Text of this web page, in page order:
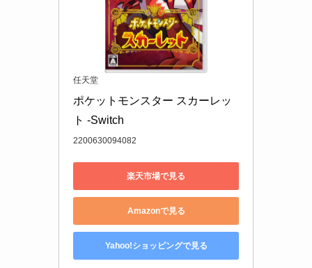
任天堂
ポケットモンスター スカーレッ
ト -Switch
2200630094082
楽天市場で見る
Amazonで見る
Yahoo!ショッピングで見る